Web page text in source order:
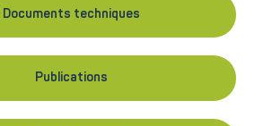
Documents techniques
Publications